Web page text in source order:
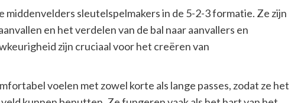
sleutelspelmakers in de 5-2-3 formatie. Ze zijn
en het verdelen van de bal naar aanvallers en
zijn cruciaal voor het creëren van
voelen met zowel korte als lange passes, zodat ze het